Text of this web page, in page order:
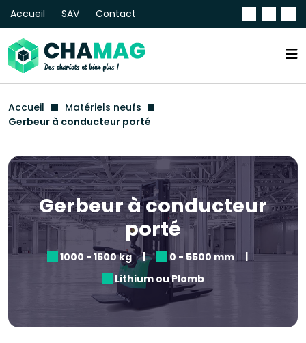
Accueil SAV Contact
Accueil
Matériels neufs
Gerbeur à conducteur porté
Gerbeur à conducteur
porté
1000 - 1600 kg | 0 - 5500 mm
|
Lithium ou Plomb